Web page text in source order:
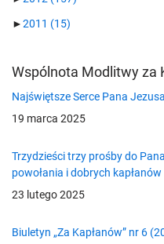
►2011 (15)
Wspólnota Modlitwy za
Najświętsze Serce Pana
19 marca 2025
Trzydzieści trzy prośby do
powołania i dobrych
23 lutego 2025
Biuletyn „Za Kapłanów” nr 6